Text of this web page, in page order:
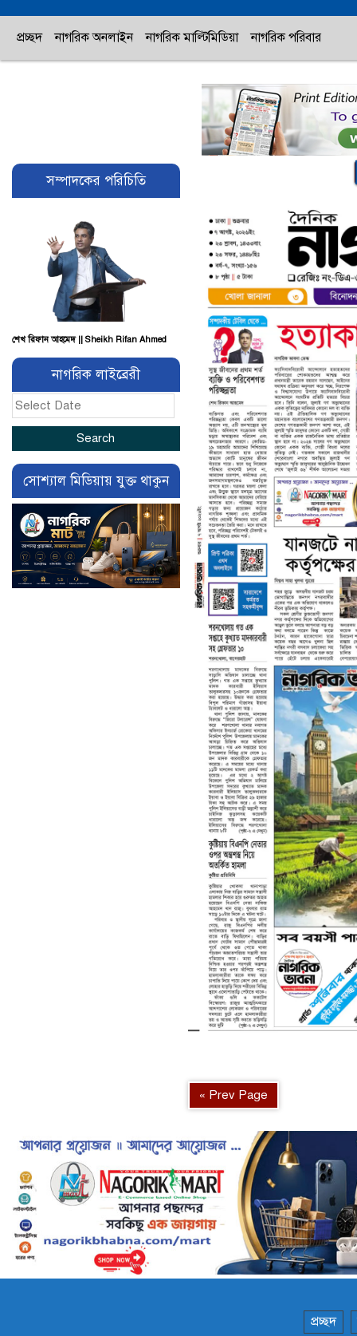
প্রচ্ছদ নাগরিক অনলাইন নাগরিক মাল্টিমিডিয়া নাগরিক পরিবার
সম্পাদকের পরিচিতি
শেখ রিফান আহমেদ || Sheikh Rifan Ahmed
নাগরিক লাইব্রেরী
সোশ্যাল মিডিয়ায় যুক্ত থাকুন
« Prev Page
প্রচ্ছদ